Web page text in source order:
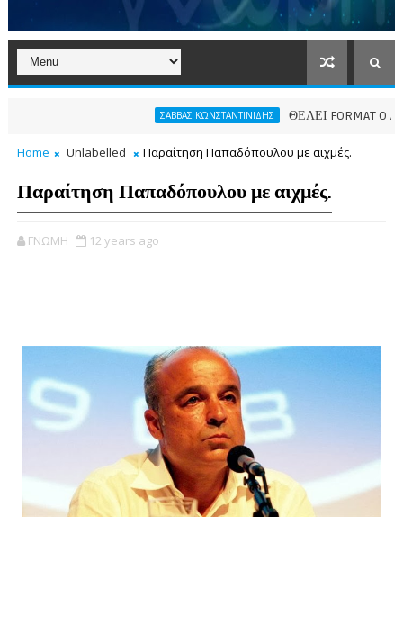
ΣΑΒΒΑΣ ΚΩΝΣΤΑΝΤΙΝΙΔΗΣ ΘΕΛΕΙ FORMAT O ΑΡΗΣ
Home Unlabelled Παραίτηση Παπαδόπουλου με αιχμές.
Παραίτηση Παπαδόπουλου με αιχμές.
ΓΝΩΜΗ 12 years ago